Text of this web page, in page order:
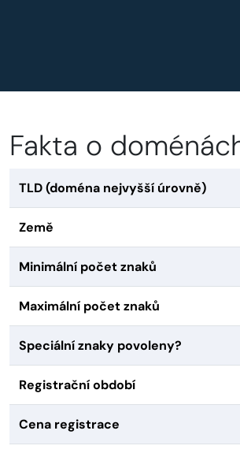
Fakta o
TLD (doména nejvyšší úrovně)
Země
Minimální počet znaků
Maximální počet znaků
Speciální znaky povoleny?
Registrační období
Cena registrace